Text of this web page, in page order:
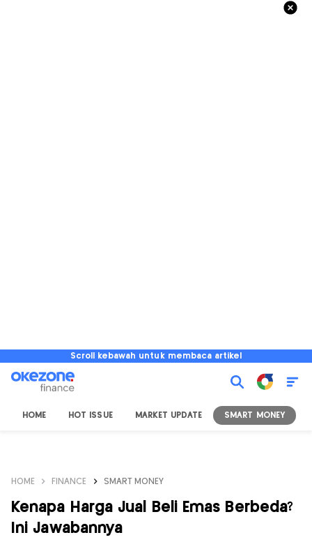
Scroll kebawah untuk membaca artikel
HOME HOT ISSUE MARKET UPDATE SMART MONEY
HOME FINANCE SMART MONEY
Kenapa Harga Jual Beli Emas Berbeda?
Ini Jawabannya